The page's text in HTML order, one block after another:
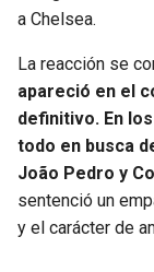
a Chelsea.
La reacción se
apareció en el
definitivo. En
todo en busca
João Pedro y
sentenció un
y el carácter de